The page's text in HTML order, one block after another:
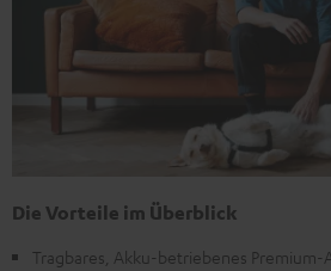
Die Vorteile im Überblick
Tragbares, Akku-betriebenes